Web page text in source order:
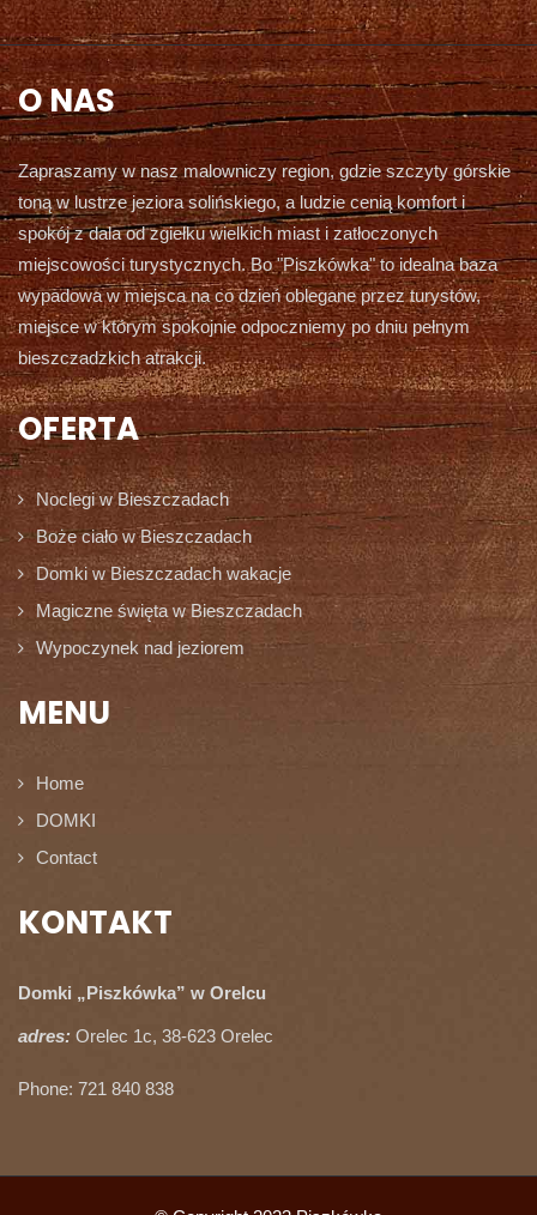
O NAS
Zapraszamy w nasz malowniczy region, gdzie szczyty górskie
toną w lustrze jeziora solińskiego, a ludzie cenią komfort i
spokój z dala od zgiełku wielkich miast i zatłoczonych
miejscowości turystycznych. Bo "Piszkówka" to idealna baza
wypadowa w miejsca na co dzień oblegane przez turystów,
miejsce w którym spokojnie odpoczniemy po dniu pełnym
bieszczadzkich atrakcji.
OFERTA
Noclegi w Bieszczadach
Boże ciało w Bieszczadach
Domki w Bieszczadach wakacje
Magiczne święta w Bieszczadach
Wypoczynek nad jeziorem
MENU
Home
DOMKI
Contact
KONTAKT
Domki „Piszkówka” w Orelcu
adres: Orelec 1c, 38-623 Orelec
Phone: 721 840 838